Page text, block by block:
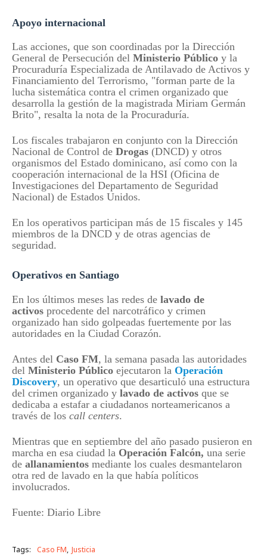
Apoyo internacional
Las acciones, que son coordinadas por la Dirección
General de Persecución del Ministerio Público y la
Procuraduría Especializada de Antilavado de Activos y
Financiamiento del Terrorismo, "forman parte de la
lucha sistemática contra el crimen organizado que
desarrolla la gestión de la magistrada Miriam Germán
Brito", resalta la nota de la Procuraduría.
Los fiscales trabajaron en conjunto con la Dirección
Nacional de Control de Drogas (DNCD) y otros
organismos del Estado dominicano, así como con la
cooperación internacional de la HSI (Oficina de
Investigaciones del Departamento de Seguridad
Nacional) de Estados Unidos.
En los operativos participan más de 15 fiscales y 145
miembros de la DNCD y de otras agencias de
seguridad.
Operativos en Santiago
En los últimos meses las redes de lavado de
activos procedente del narcotráfico y crimen
organizado han sido golpeadas fuertemente por las
autoridades en la Ciudad Corazón.
Antes del Caso FM, la semana pasada las autoridades
del Ministerio Público ejecutaron la Operación
Discovery, un operativo que desarticuló una estructura
del crimen organizado y lavado de activos que se
dedicaba a estafar a ciudadanos norteamericanos a
través de los call centers.
Mientras que en septiembre del año pasado pusieron en
marcha en esa ciudad la Operación Falcón, una serie
de allanamientos mediante los cuales desmantelaron
otra red de lavado en la que había políticos
involucrados.
Fuente: Diario Libre
Tags: Caso FM Justicia